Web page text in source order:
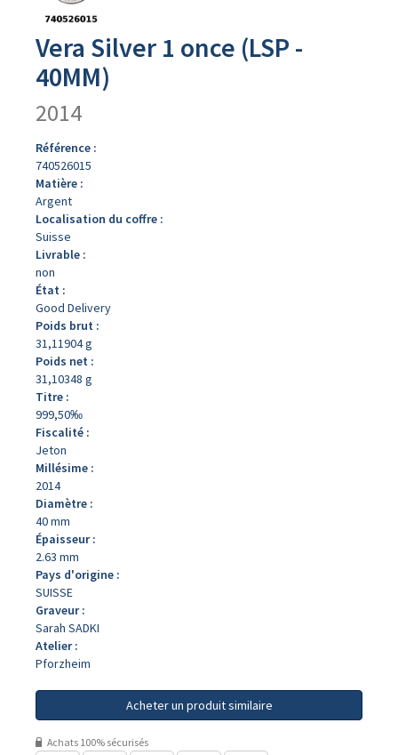
Vera Silver 1 once (LSP -
40MM)
2014
Référence :
740526015
Matière :
Argent
Localisation du coffre :
Suisse
Livrable :
non
État :
Good Delivery
Poids brut :
31,11904 g
Poids net :
31,10348 g
Titre :
999,50‰
Fiscalité :
Jeton
Millésime :
2014
Diamètre :
40 mm
Épaisseur :
2.63 mm
Pays d'origine :
SUISSE
Graveur :
Sarah SADKI
Atelier :
Pforzheim
Acheter un produit similaire
Achats 100% sécurisés